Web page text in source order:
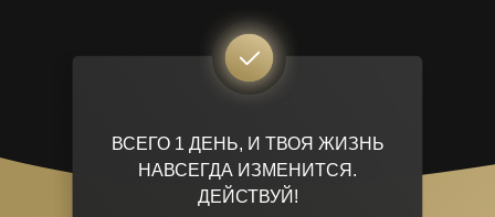
ВСЕГО 1 ДЕНЬ, И ТВОЯ ЖИЗНЬ
НАВСЕГДА ИЗМЕНИТСЯ.
ДЕЙСТВУЙ!